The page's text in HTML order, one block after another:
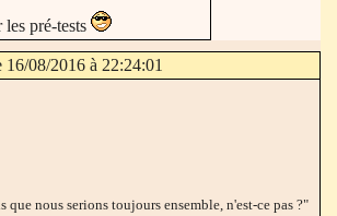
pré-tests
16/08/2016 à 22:24:01
que nous serions toujours ensemble, n'est-ce pas ?"